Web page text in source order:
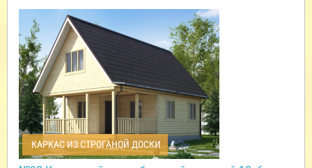
КАРКАС ИЗ СТРОГАНОЙ ДОСКИ